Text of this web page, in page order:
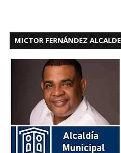
MICTOR FERNÁNDEZ ALCALDE